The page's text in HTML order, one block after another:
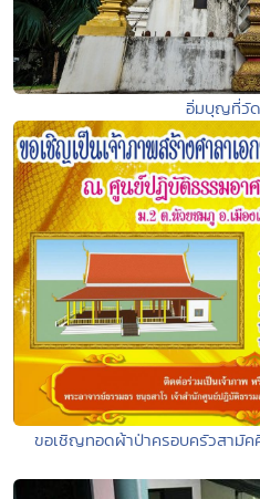
อิ่มบุญที่วั
ขอเชิญทอดผ้าป่าครอบครัวสามัค